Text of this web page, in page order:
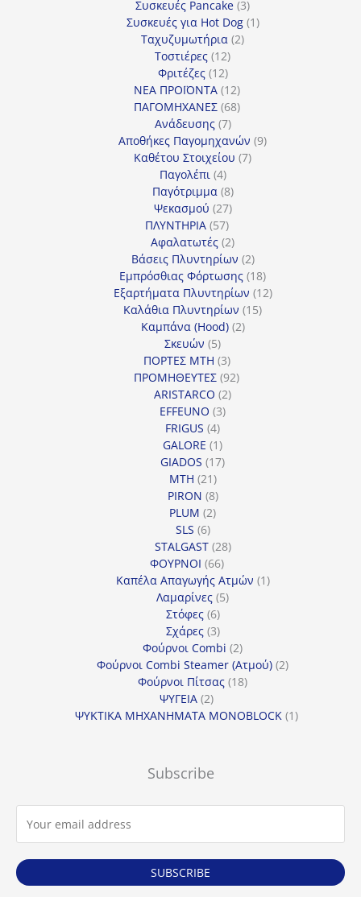
προϊόν
Συσκευές Pancake 33
προϊόντα
Συσκευές για Hot Dog 11
Ταχυζυμωτήρια 22
Τοστιέρες 1212
προϊόντα
Φριτέζες 1212
προϊόντα
ΝΕΑ ΠΡΟΪΟΝΤΑ 1212
προϊόντα
ΠΑΓΟΜΗΧΑΝΕΣ 6868
Ανάδευσης 77
προϊόντα
Αποθήκες Παγομηχανών 99
Καθέτου Στοιχείου 77
Παγολέπι 44
προϊόντα
Παγότριμμα 88
προϊόντα
Ψεκασμού 2727
προϊόντα
ΠΛΥΝΤΗΡΙΑ 5757
προϊόντα
Αφαλατωτές 22
προϊόντα
Βάσεις Πλυντηρίων 22
προϊόντα
Εμπρόσθιας Φόρτωσης 1818
προϊόντα
Εξαρτήματα Πλυντηρίων 1212
Καλάθια Πλυντηρίων 1515
Καμπάνα (Hood) 22
Σκευών 55
προϊόντα
ΠΟΡΤΕΣ MTH 33
προϊόντα
ΠΡΟΜΗΘΕΥΤΕΣ 9292
ARISTARCO 22
EFFEUNO 33
FRIGUS 44
προϊόντα
GALORE 11
προϊόν
GIADOS 1717
MTH 2121
προϊόντα
PIRON 88
προϊόντα
PLUM 22
SLS 66
προϊόντα
STALGAST 2828
ΦΟΥΡΝΟΙ 6666
προϊόντα
Καπέλα Απαγωγής Ατμών 11
Λαμαρίνες 55
Στόφες 66
προϊόντα
Σχάρες 33
προϊόντα
Φούρνοι Combi 22
προϊόντα
Φούρνοι Combi Steamer (Ατμού) 22
Φούρνοι Πίτσας 1818
ΨΥΓΕΙΑ 22
προϊόντα
ΨΥΚΤΙΚΑ ΜΗΧΑΝΗΜΑΤΑ MONOBLOCK 11
Subscribe
SUBSCRIBE